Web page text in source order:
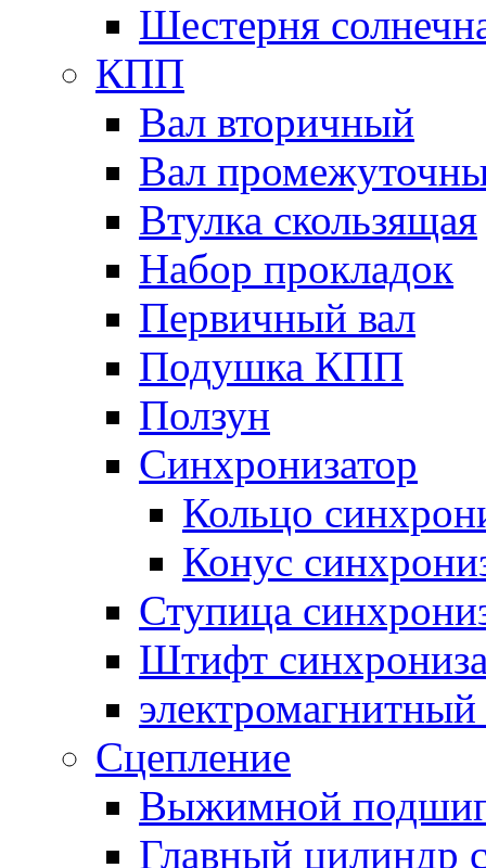
Шестерня
КПП
Вал вторичный
Вал
Втулка скользящая
Набор прокладок
Первичный вал
Подушка КПП
Ползун
Синхронизатор
Кольцо
Конус
Ступица
Штифт
электромагнитный
Сцепление
Выжимной
Главный цилиндр